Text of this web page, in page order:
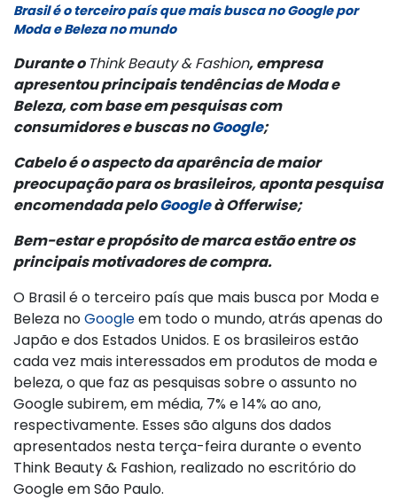
Brasil é o terceiro país que mais busca no Google por
Moda e Beleza no mundo
Durante o Think Beauty & Fashion, empresa
apresentou principais tendências de Moda e
Beleza, com base em pesquisas com
consumidores e buscas noGoogle;
Cabelo é o aspecto da aparência de maior
preocupação para os brasileiros, aponta pesquisa
encomendada peloGoogleà Offerwise;
Bem-estar e propósito de marca estão entre os
principais motivadores de compra.
O Brasil é o terceiro país que mais busca por Moda e
Beleza noGoogleem todo o mundo, atrás apenas do
Japão e dos Estados Unidos. E os brasileiros estão
cada vez mais interessados em produtos de moda e
beleza, o que faz as pesquisas sobre o assunto no
Google subirem, em média, 7% e 14% ao ano,
respectivamente. Esses são alguns dos dados
apresentados nesta terça-feira durante o evento
Think Beauty & Fashion, realizado no escritório do
Google em São Paulo.